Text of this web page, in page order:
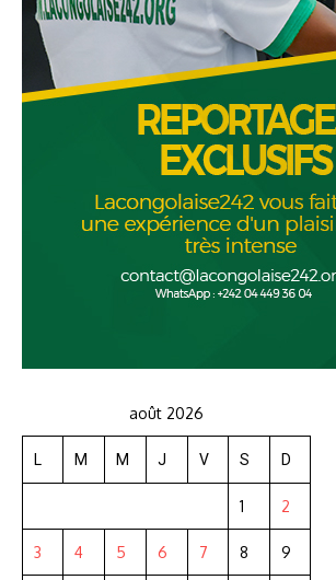
août 2026
L M M J V S D
1 2
3 4 5 6 7 8 9